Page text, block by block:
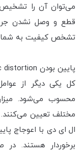
می‌توان آن را
قطع و وصل نشدن
تشخص کیفیت به
کل یکی دیگر از
محسوب می‌شود.
مختلف تعیین
ال ای دی با اعوجاج
برخوردار هستند. در